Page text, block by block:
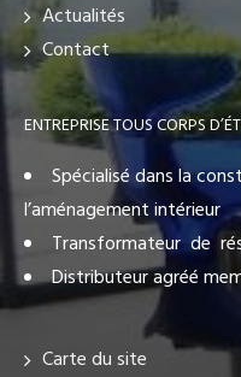
Actualités
Contact
ENTREPRISE TOUS CORPS
Spécialisé dans la
l’aménagement intérieur
Transformateur de
Distributeur agréé
Carte du site